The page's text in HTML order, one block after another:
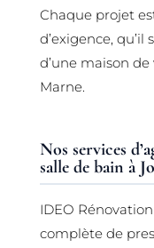
Chaque projet
d’exigence, qu’il
d’une maison
Marne.
Nos services
salle de bain à
IDEO
complète de